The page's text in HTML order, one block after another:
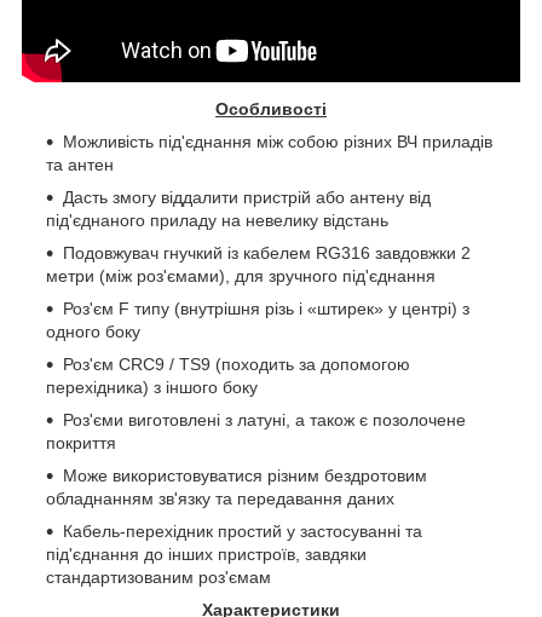
Особливості
Можливість під'єднання між собою різних ВЧ приладів
та антен
Дасть змогу віддалити пристрій або антену від
під'єднаного приладу на невелику відстань
Подовжувач гнучкий із кабелем RG316 завдовжки 2
метри (між роз'ємами), для зручного під'єднання
Роз'єм F типу (внутрішня різь і «штирек» у центрі) з
одного боку
Роз'єм CRC9 / TS9 (походить за допомогою
перехідника) з іншого боку
Роз'єми виготовлені з латуні, а також є позолочене
покриття
Може використовуватися різним бездротовим
обладнанням зв'язку та передавання даних
Кабель-перехідник простий у застосуванні та
під'єднання до інших пристроїв, завдяки
стандартизованим роз'ємам
Характеристики